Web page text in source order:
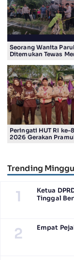
Seorang Wanita
Ditemukan Tewas
Peringati HUT RI ke-
2026 Gerakan
Trending
1
Ketua
Tinggal
2 Empat